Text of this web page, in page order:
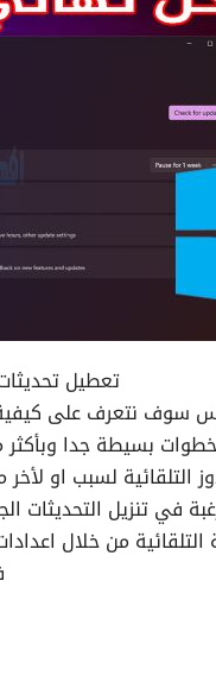
تعطيل تحديثات ويندوز 10,11 بشكل نهائي
بسيطة جدا
في تنزيل التحديثات